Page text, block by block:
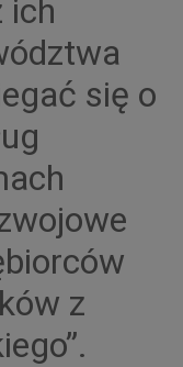
ich
się o
z